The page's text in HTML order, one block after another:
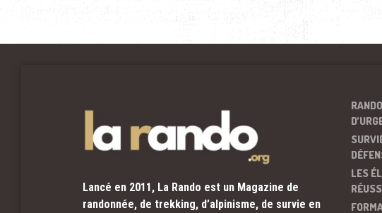
Lancé en 2011, La Rando est un Magazine de
randonnée, de trekking, d’alpinisme, de survie en
LES